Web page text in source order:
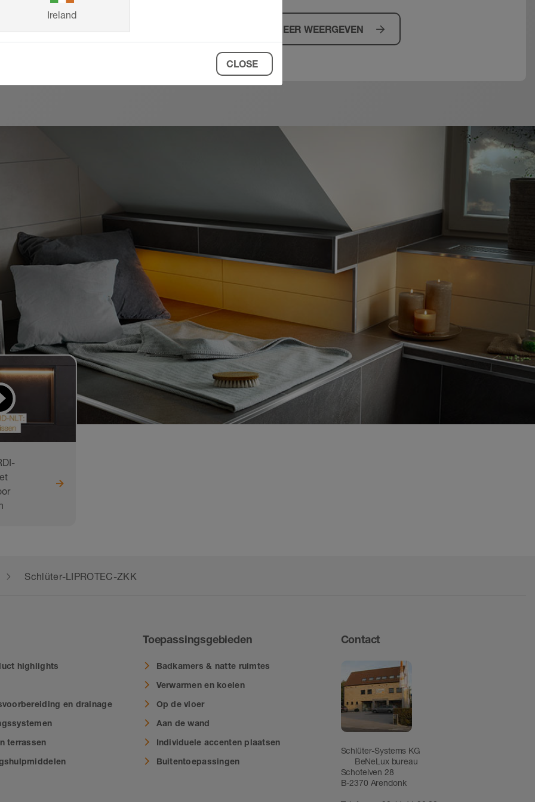
MEER WEERGEVEN
Schlüter-LIPROTEC-ZKK
highlights
en drainage
terrassen
Toepassingsgebieden
Badkamers & natte ruimtes
Verwarmen en koelen
Op de vloer
Aan de wand
Individuele accenten plaatsen
Buitentoepassingen
Contact
Schlüter-Systems KG
BeNeLux bureau
Schotelven 28
B-2370 Arendonk
Ireland
CLOSE